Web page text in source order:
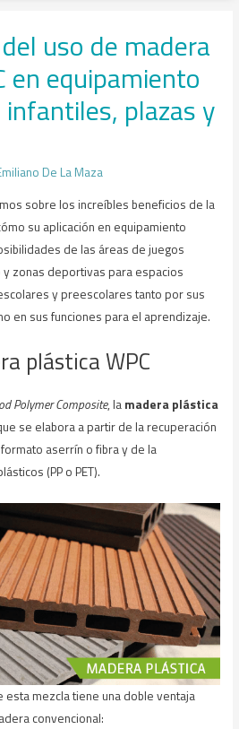
uso de madera
en equipamiento
plazas y
De La Maza
sobre los increíbles beneficios de la
su aplicación en equipamiento
de las áreas de juegos
zonas deportivas para espacios
y preescolares tanto por sus
en sus funciones para el aprendizaje.
plástica WPC
Polymer Composite, la madera plástica
se elabora a partir de la recuperación
aserrín o fibra y de la
(PP o PET).
esta mezcla tiene una doble ventaja
convencional: